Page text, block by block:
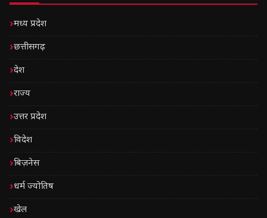
मध्य प्रदेश
छत्तीसगढ़
देश
राज्य
उत्तर प्रदेश
विदेश
बिज़नेस
धर्म ज्योतिष
खेल